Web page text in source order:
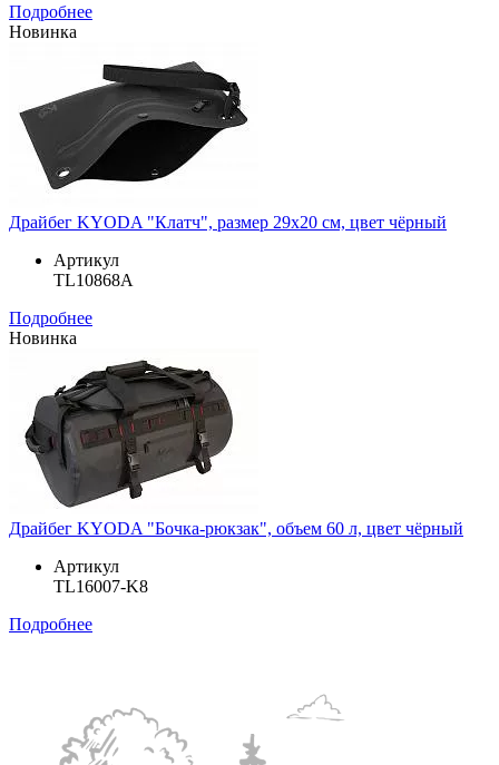
Подробнее
Новинка
Драйбег KYODA "Клатч", размер 29х20 см, цвет чёрный
Артикул
TL10868A
Подробнее
Новинка
Драйбег KYODA "Бочка-рюкзак", объем 60 л, цвет чёрный
Артикул
TL16007-K8
Подробнее